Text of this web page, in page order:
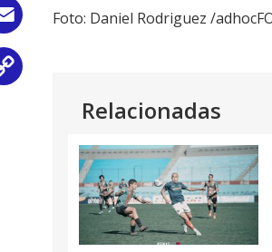
EmailFoto: Daniel Rodriguez /
Relacionadas